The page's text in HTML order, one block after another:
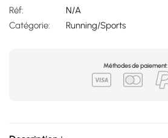
Réf:
N/A
Catégorie:
Running/Sports
Méthodes de paiement: